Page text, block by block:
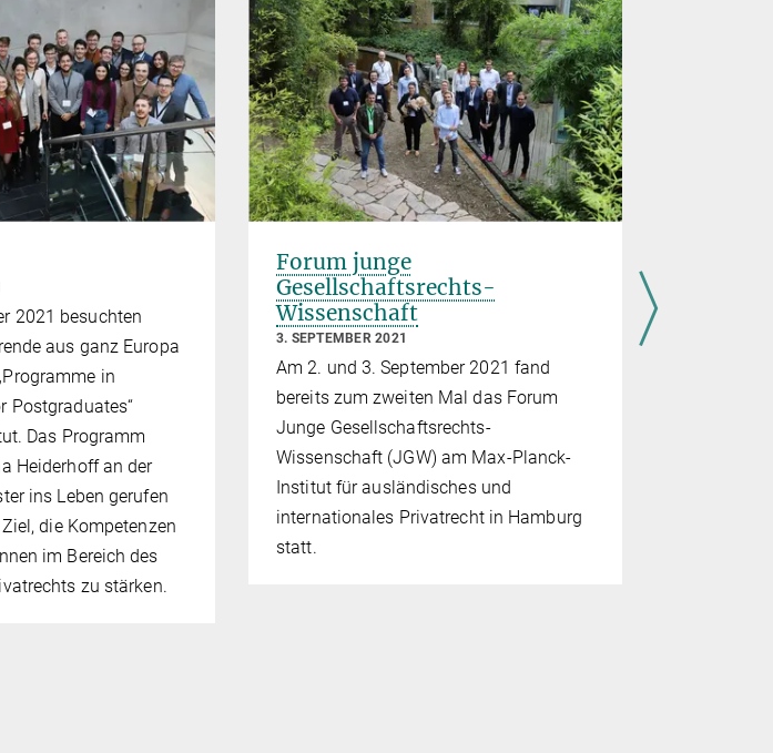
2021 besuchten
aus ganz Europa
in
Postgraduates“
Das Programm
Heiderhoff an der
ins Leben gerufen
die Kompetenzen
im Bereich des
zu stärken.
Forum junge
Gesellschaftsrechts-
Wissenschaft
3. SEPTEMBER 2021
Am 2. und 3. September 2021 fand
bereits zum zweiten Mal das Forum
Junge Gesellschaftsrechts-
Wissenschaft (JGW) am Max-Planck-
Institut für ausländisches und
internationales Privatrecht in Hamburg
statt.